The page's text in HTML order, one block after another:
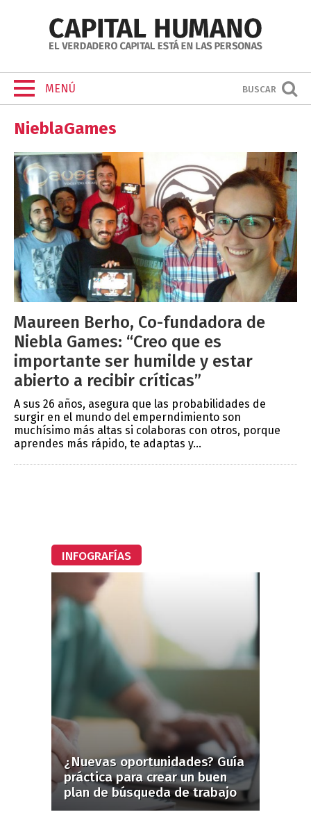
MENÚ BUSCAR
NieblaGames
Maureen Berho, Co-fundadora de
Niebla Games: “Creo que es
importante ser humilde y estar
abierto a recibir críticas”
A sus 26 años, asegura que las probabilidades de
surgir en el mundo del emperndimiento son
muchísimo más altas si colaboras con otros, porque
aprendes más rápido, te adaptas y...
INFOGRAFÍAS
¿Nuevas oportunidades? Guía
práctica para crear un buen
plan de búsqueda de trabajo